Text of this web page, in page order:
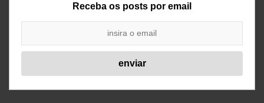
Receba os posts por email